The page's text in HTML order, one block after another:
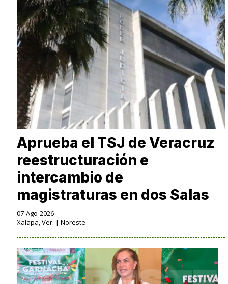
Aprueba el TSJ de Veracruz
reestructuración e
intercambio de
magistraturas en dos Salas
07-Ago-2026
Xalapa, Ver. | Noreste